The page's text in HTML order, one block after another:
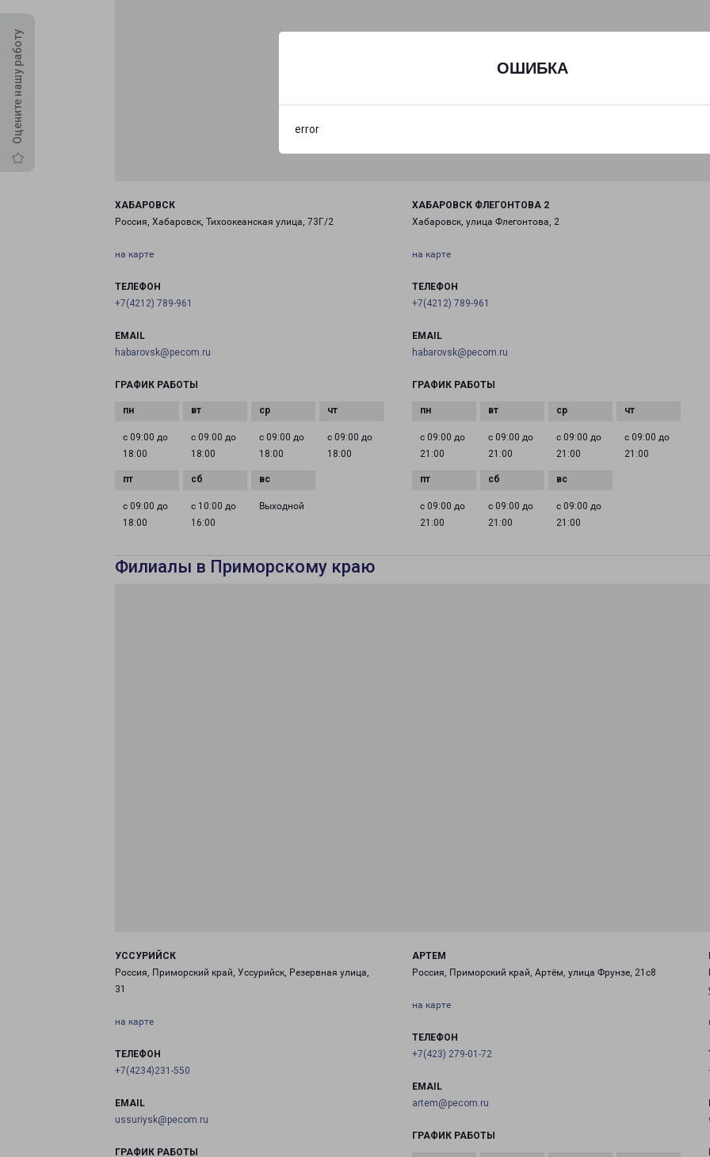
ОШИБКА
error
Оцените нашу работу
ХАБАРОВСК
Россия, Хабаровск, Тихоокеанская улица, 73Г/2
на карте
ТЕЛЕФОН
+7(4212) 789-961
EMAIL
habarovsk@pecom.ru
ГРАФИК РАБОТЫ
с 09:00 до
18:00
с 09:00 до
18:00
с 09:00 до
18:00
с 09:00 до
18:00
с 09:00 до
18:00
с 10:00 до
16:00
Выходной
ХАБАРОВСК ФЛЕГОНТОВА 2
Хабаровск, улица Флегонтова, 2
на карте
ТЕЛЕФОН
+7(4212) 789-961
EMAIL
habarovsk@pecom.ru
ГРАФИК РАБОТЫ
с 09:00 до
21:00
с 09:00 до
21:00
с 09:00 до
21:00
с 09:00 до
21:00
с 09:00 до
21:00
с 09:00 до
21:00
с 09:00 до
21:00
Филиалы в Приморскому краю
УССУРИЙСК
Россия, Приморский край, Уссурийск, Резервная улица,
31
на карте
ТЕЛЕФОН
+7(4234)231-550
EMAIL
ussuriysk@pecom.ru
ГРАФИК РАБОТЫ
АРТЕМ
Россия, Приморский край, Артём, улица Фрунзе, 21с8
на карте
ТЕЛЕФОН
+7(423) 279-01-72
EMAIL
artem@pecom.ru
ГРАФИК РАБОТЫ